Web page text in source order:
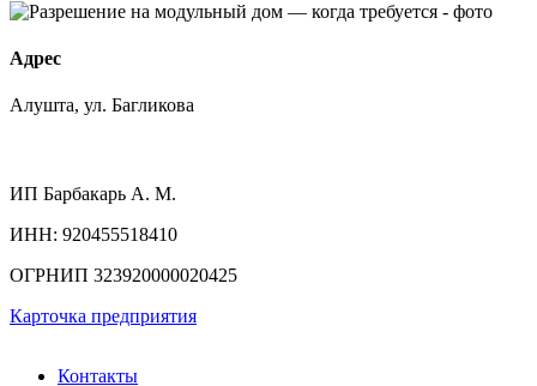
Адрес
Алушта, ул. Багликова
ИП Барбакарь А. М.
ИНН: 920455518410
ОГРНИП 323920000020425
Карточка предприятия
Контакты